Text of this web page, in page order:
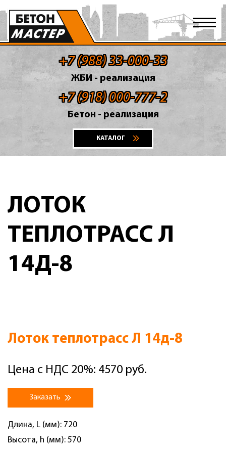
+7 (988) 33-000-33
ЖБИ - реализация
+7 (918) 000-777-2
Бетон - реализация
КАТАЛОГ
ЛОТОК
ТЕПЛОТРАСС Л
14Д-8
Лоток теплотрасс Л 14д-8
Цена с НДС 20%: 4570 руб.
Заказать
Длина, L (мм): 720
Высота, h (мм): 570